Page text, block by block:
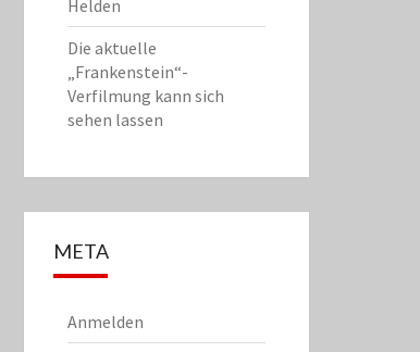
Helden
Die aktuelle
„Frankenstein“-
Verfilmung kann sich
sehen lassen
META
Anmelden